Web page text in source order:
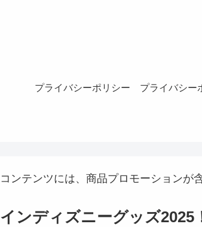
プライバシーポリシー プライバシー
コンテンツには、商品プロモーションが
ンディズニーグッズ2025